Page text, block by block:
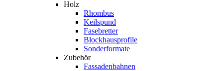
Holz
Rhombus
Keilspund
Fasebretter
Blockhausprofile
Sonderformate
Zubehör
Fassadenbahnen